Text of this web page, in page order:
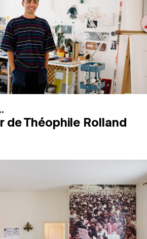
ARTISTIQUE ↓
de Théophile Rolland